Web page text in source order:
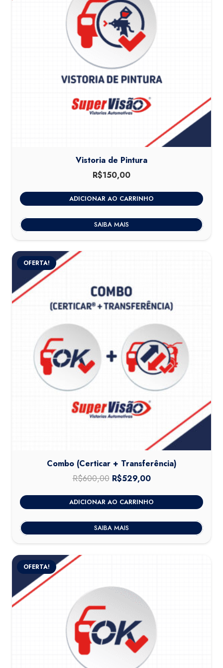
Vistoria de Pintura
R$150,00
ADICIONAR AO CARRINHO
SAIBA MAIS
OFERTA!
Combo (Certicar + Transferência)
R$600,00 O
preço
original
era:
R$600,00.
R$529,00O
preço
atual
é:
R$529,00.
ADICIONAR AO CARRINHO
SAIBA MAIS
OFERTA!